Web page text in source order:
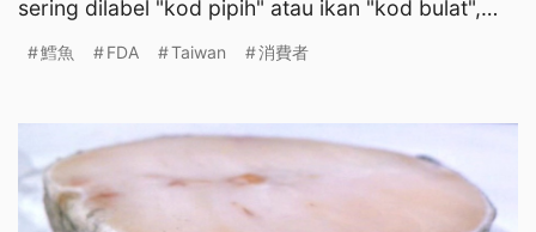
sering dilabel "kod pipih" atau ikan "kod bulat",
鱈魚 FDA Taiwan 消費者